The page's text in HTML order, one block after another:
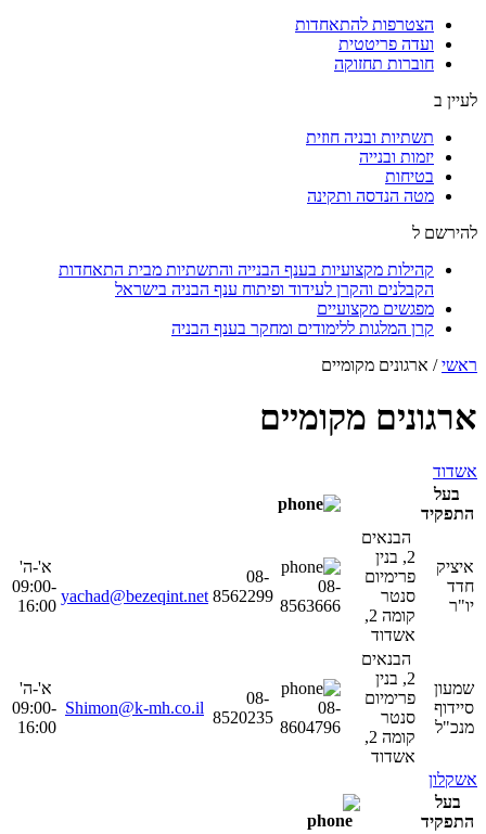
הצטרפות להתאחדות
ועדה פריטטית
חוברות תחזוקה
לעיין ב
תשתיות ובניה חוזית
יזמות ובנייה
בטיחות
מטה הנדסה ותקינה
להירשם ל
קהילות מקצועיות בענף הבנייה והתשתיות מבית התאחדות
הקבלנים והקרן לעידוד ופיתוח ענף הבניה בישראל
מפגשים מקצועיים
קרן המלגות ללימודים ומחקר בענף הבניה
ראשי/ ארגונים מקומיים
ארגונים מקומיים
אשדוד
בעל
התפקיד
איציק
חדד
יו"ר
הבנאים
2, בנין
פרימיום
סנטר
קומה 2,
אשדוד
08-
8563666
08-
8562299
yachad@bezeqint.net
א'-ה'
09:00-
16:00
שמעון
סיידוף
מנכ"ל
הבנאים
2, בנין
פרימיום
סנטר
קומה 2,
אשדוד
08-
8604796
08-
8520235
Shimon@k-mh.co.il
א'-ה'
09:00-
16:00
אשקלון
בעל
התפקיד